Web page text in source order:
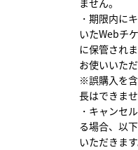
ません。
・期限内に
いたWebチ
に保管され
お使いいただ
※誤購入を
長はできませ
・キャンセ
る場合、以
いただきます